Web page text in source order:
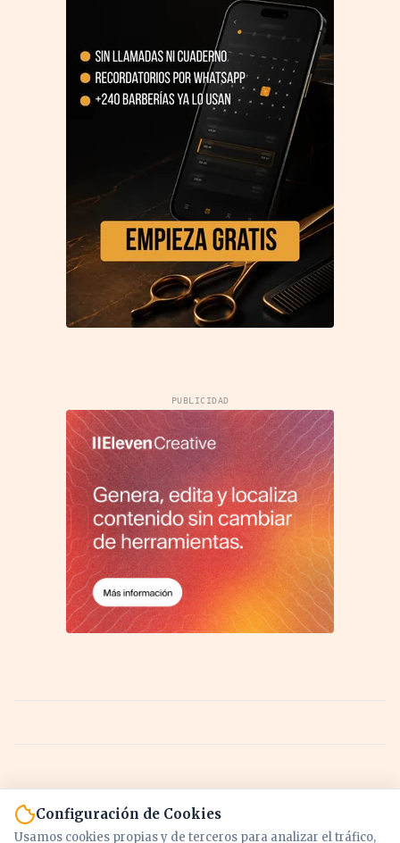
PUBLICIDAD
Configuración de Cookies
Usamos cookies propias y de terceros para analizar el tráfico,